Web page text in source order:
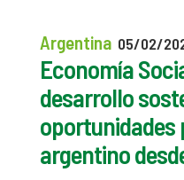
Argentina 05/02/
Economía
desarrollo
oportunidades
argentino